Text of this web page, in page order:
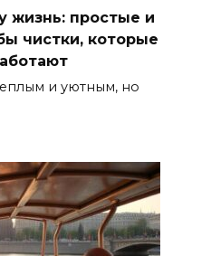
жизнь: простые и
чистки, которые
и уютным, но